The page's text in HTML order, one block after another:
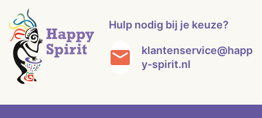
Hulp nodig bij je keuze?
klantenservice@happ
y-spirit.nl